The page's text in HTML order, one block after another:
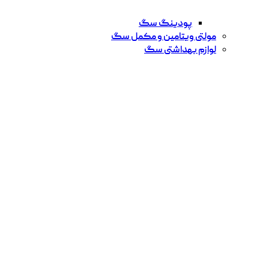
پودینگ سگ
مولتی ویتامین و مکمل سگ
لوازم بهداشتی سگ